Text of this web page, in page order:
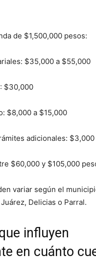
de $1,500,000 pesos:
$35,000 a $55,000
$30,000
$8,000 a $15,000
adicionales: $3,000
$60,000 y $105,000
variar según el
Delicias o Parral.
influyen
en cuánto